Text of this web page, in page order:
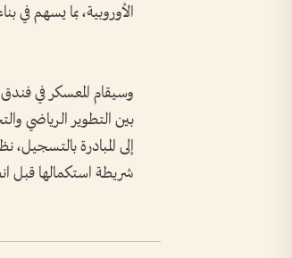
الأوروبية، بما يسهم في
وسيقام المعسكر في فندق
بين التطوير الرياضي
إلى المبادرة
شريطة استكمالها قبل